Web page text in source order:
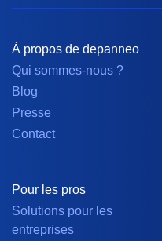
À propos de depanneo
Qui sommes-nous ?
Blog
Presse
Contact
Pour les pros
Solutions pour les
entreprises